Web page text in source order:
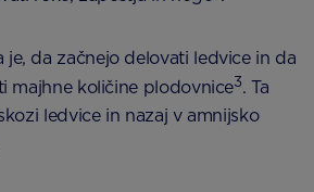
je, da začnejo delovati ledvice in da
majhne količine plodovnice3. Ta
ledvice in nazaj v amnijsko